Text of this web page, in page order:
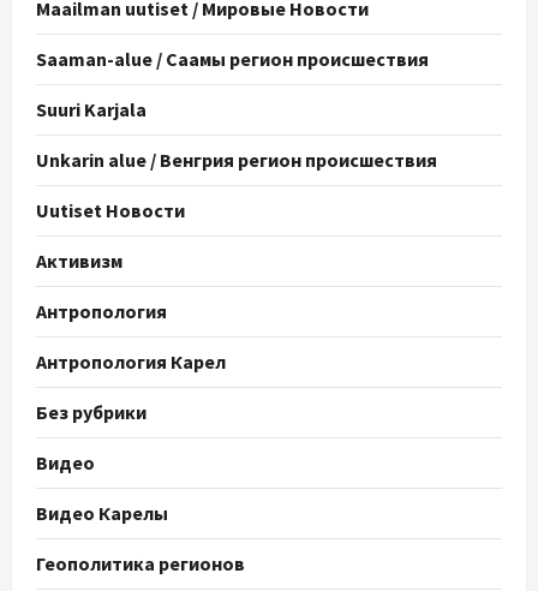
Maailman uutiset / Мировые Новости
Saaman-alue / Саамы регион происшествия
Suuri Karjala
Unkarin alue / Венгрия регион происшествия
Uutiset Новости
Активизм
Антропология
Антропология Карел
Без рубрики
Видео
Видео Карелы
Геополитика регионов